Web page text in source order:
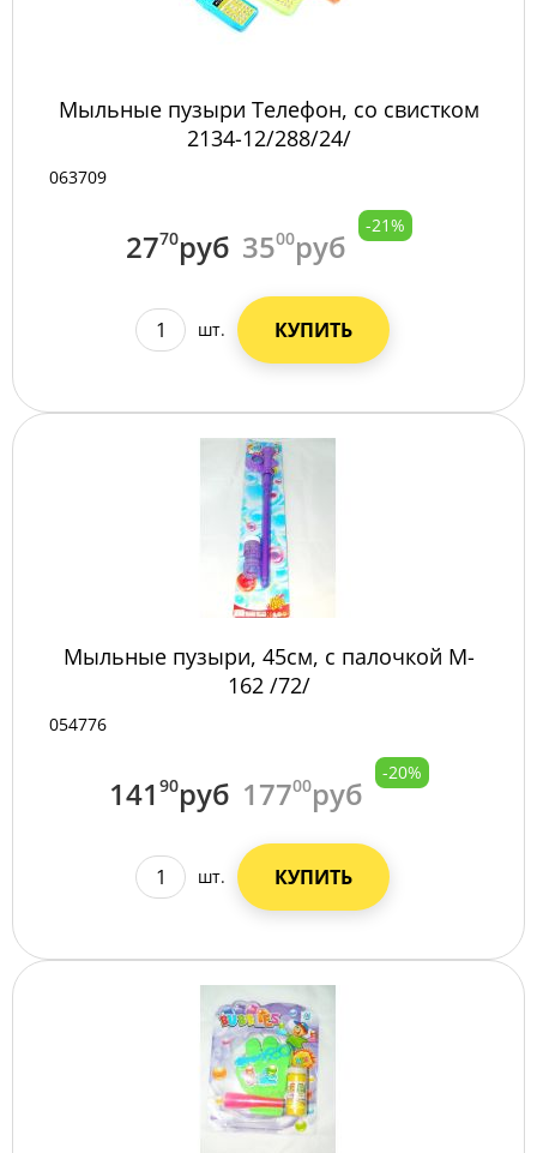
Мыльные пузыри Телефон, со свистком
2134-12/288/24/
063709
2770руб 3500руб
-21%
шт. КУПИТЬ
Мыльные пузыри, 45см, с палочкой M-
162 /72/
054776
141 90руб 17700руб
-20%
шт. КУПИТЬ